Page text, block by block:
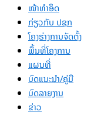
ໜ້າທຳອິດ
ກ່ຽວກັບ ປຊກ
ໂຄງຮ່າງການຈັດຕັ້ງ
ພື້ນທີ່ໂຄງການ
ແຜນທີ່
ບົດແນະນໍາ/ຄູ່ມື
ບົດລາຍງານ
ຂ່າວ